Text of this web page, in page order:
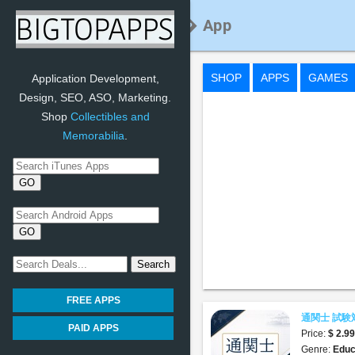
通関士 試験対策｜問� App
Application Development,
Design, SEO, ASO, Marketing.
Shop Collectibles and
Memorabilia
FREE APPS
PAID APPS
SHOP APPS GAMES
通関士 試験
Price: $
Genre: